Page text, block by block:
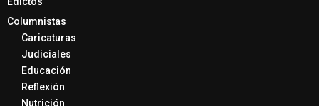
Columnistas
Caricaturas
Judiciales
Educación
Reflexión
Nutrición